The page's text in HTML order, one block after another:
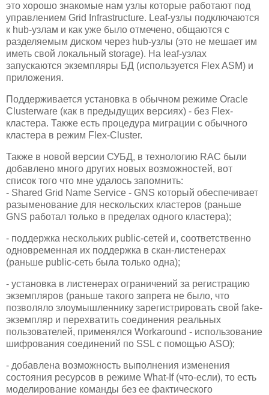
это хорошо знакомые нам узлы которые работают под
управлением Grid Infrastructure. Leaf-узлы подключаются
к hub-узлам и как уже было отмечено, общаются с
разделяемым диском через hub-узлы (это не мешает им
иметь свой локальный storage). На leaf-узлах
запускаются экземпляры БД (используется Flex ASM) и
приложения.
Поддерживается установка в обычном режиме Oracle
Clusterware (как в предыдущих версиях) - без Flex-
кластера. Также есть процедура миграции с обычного
кластера в режим Flex-Cluster.
Также в новой версии СУБД, в технологию RAC были
добавлено много других новых возможностей, вот
список того что мне удалось запомнить:
- Shared Grid Name Service - GNS который обеспечивает
разыменование для неcкольских кластеров (раньше
GNS работал только в пределах одного кластера);
- поддержка нескольких public-сетей и, соответственно
одновременная их поддержка в скан-листенерах
(раньше public-сеть была только одна);
- установка в листенерах ограничений за регистрацию
экземпляров (раньше такого запрета не было, что
позволяло злоумышленнику зарегистрировать свой fake-
экземпляр и перехватить соединения реальных
пользователей, применялся Workaround - использование
шифрования соединений по SSL с помощью ASO);
- добавлена возможность выполнения изменения
состояния ресурсов в режиме What-If (что-если), то есть
моделирование команды без ее фактического